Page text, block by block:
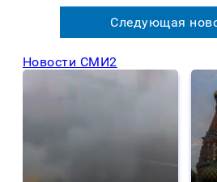
Следующая
Новости СМИ2